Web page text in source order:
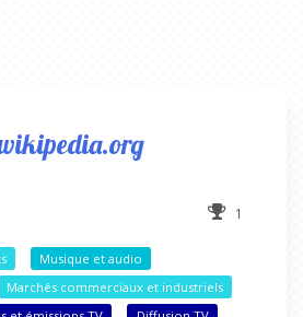
1
Musique et audio
Marchés commerciaux et industriels